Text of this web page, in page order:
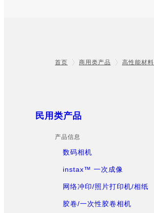
首页 商用类产品 高性能材料
Sitemap
民用类产品
产品信息
数码相机
instax™ 一次成像
网络冲印/照片打印机/相纸
胶卷/一次性胶卷相机